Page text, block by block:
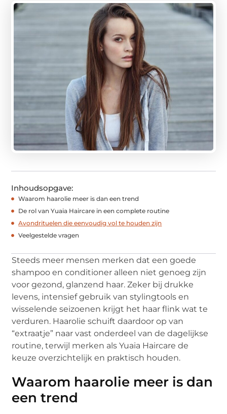
Inhoudsopgave:
Waarom haarolie meer is dan een trend
De rol van Yuaia Haircare in een complete routine
Avondrituelen die eenvoudig vol te houden zijn
Veelgestelde vragen
Steeds meer mensen merken dat een goede
shampoo en conditioner alleen niet genoeg zijn
voor gezond, glanzend haar. Zeker bij drukke
levens, intensief gebruik van stylingtools en
wisselende seizoenen krijgt het haar flink wat te
verduren. Haarolie schuift daardoor op van
“extraatje” naar vast onderdeel van de dagelijkse
routine, terwijl merken als Yuaia Haircare de
keuze overzichtelijk en praktisch houden.
Waarom haarolie meer is dan
een trend